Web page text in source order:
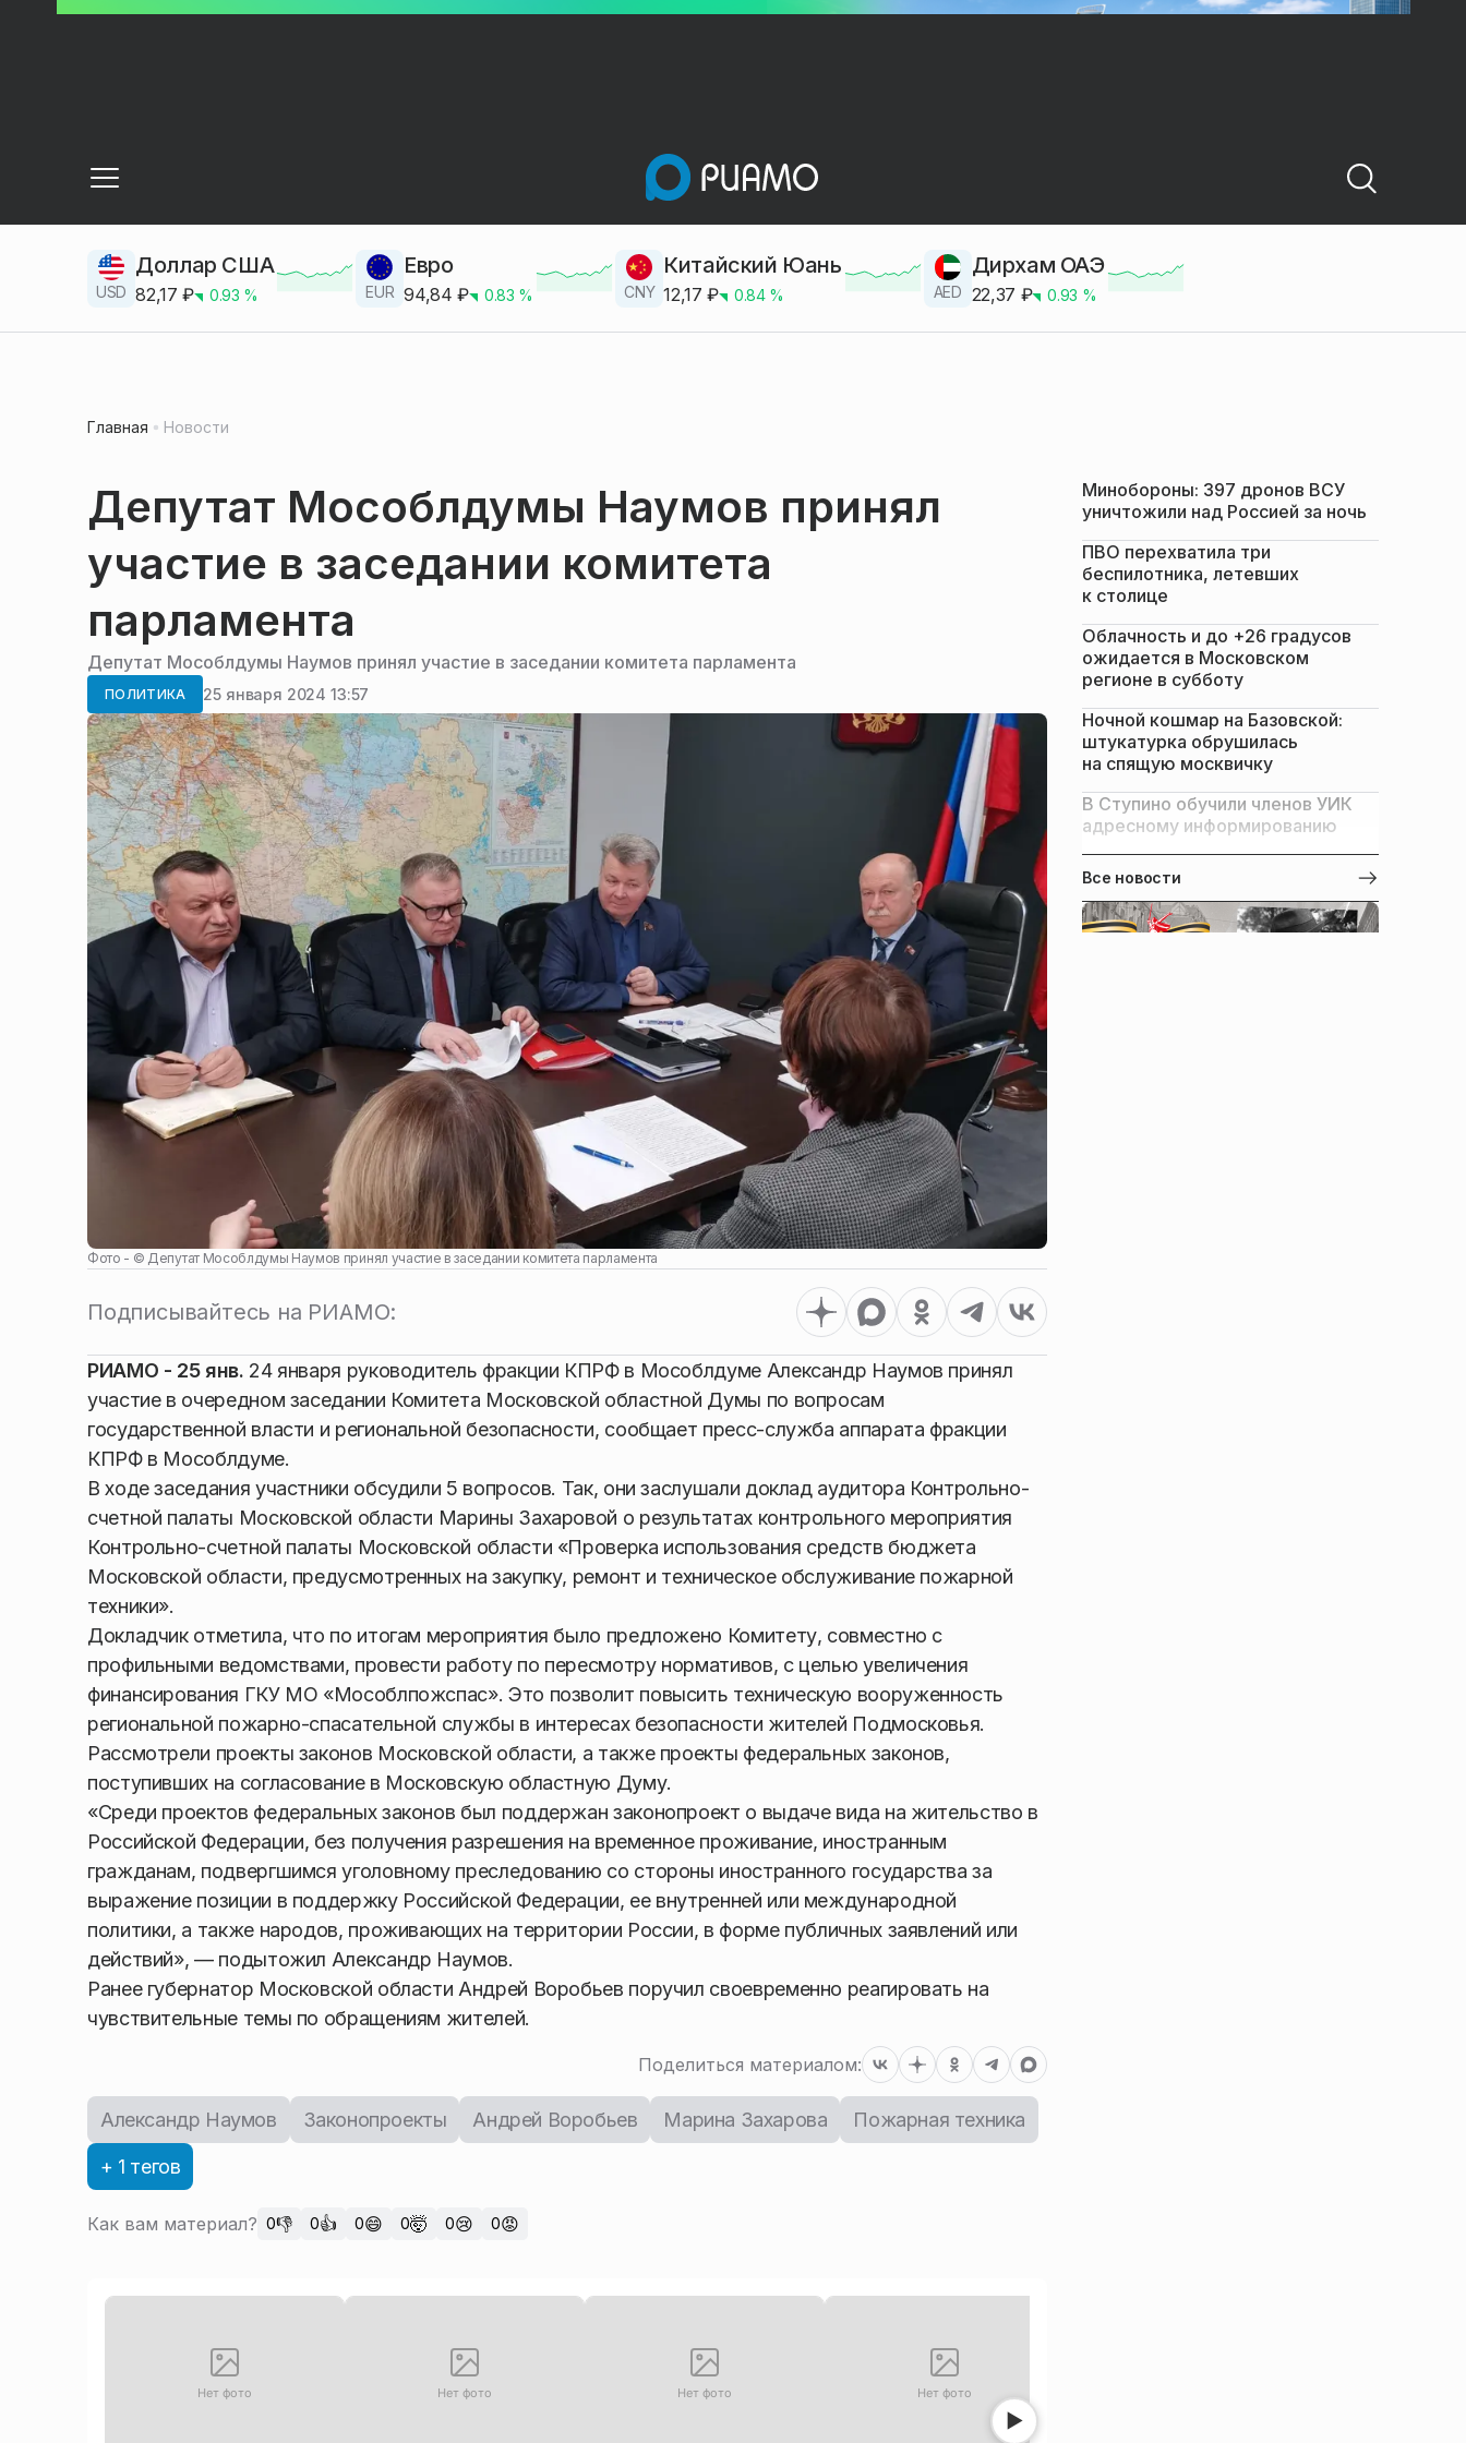
USD
Доллар США
82,17 ₽ 0.93 % EUR
Евро
94,84 ₽ 0.83 % CNY
Китайский Юань
12,17 ₽ 0.84% AED
Дирхам ОАЭ
22,37 ₽ 0.93 %
Главная Новости
Депутат Мособлдумы Наумов принял
участие в заседании комитета
парламента
Депутат Мособлдумы Наумов принял участие в заседании комитета парламента
ПОЛИТИКА 25 января 2024 13:57
Фото - © Депутат Мособлдумы Наумов принял участие в заседании комитета парламента
Подписывайтесь на РИАМО:
РИАМО - 25 янв. 24 января руководитель фракции КПРФ в Мособлдуме Александр Наумов принял
участие в очередном заседании Комитета Московской областной Думы по вопросам
государственной власти и региональной безопасности, сообщает пресс-служба аппарата фракции
КПРФ в Мособлдуме.
В ходе заседания участники обсудили 5 вопросов. Так, они заслушали доклад аудитора Контрольно-
счетной палаты Московской области Марины Захаровой о результатах контрольного мероприятия
Контрольно-счетной палаты Московской области «Проверка использования средств бюджета
Московской области, предусмотренных на закупку, ремонт и техническое обслуживание пожарной
техники».
Докладчик отметила, что по итогам мероприятия было предложено Комитету, совместно с
профильными ведомствами, провести работу по пересмотру нормативов, с целью увеличения
финансирования ГКУ МО «Мособлпожспас». Это позволит повысить техническую вооруженность
региональной пожарно-спасательной службы в интересах безопасности жителей Подмосковья.
Рассмотрели проекты законов Московской области, а также проекты федеральных законов,
поступивших на согласование в Московскую областную Думу.
«Среди проектов федеральных законов был поддержан законопроект о выдаче вида на жительство в
Российской Федерации, без получения разрешения на временное проживание, иностранным
гражданам, подвергшимся уголовному преследованию со стороны иностранного государства за
выражение позиции в поддержку Российской Федерации, ее внутренней или международной
политики, а также народов, проживающих на территории России, в форме публичных заявлений или
действий», — подытожил Александр Наумов.
Ранее губернатор Московской области Андрей Воробьев поручил своевременно реагировать на
чувствительные темы по обращениям жителей.
Поделиться материалом:
Александр Наумов Законопроекты Андрей Воробьев Марина Захарова Пожарная техника
+ 1 тегов
Как вам материал? 0👎 0👍 0😄 0🤯 0😢 0😡
Нет фото Нет фото Нет фото Нет фото
▶
Минобороны: 397 дронов ВСУ
уничтожили над Россией за ночь
ПВО перехватила три
беспилотника, летевших
к столице
Облачность и до +26 градусов
ожидается в Московском
регионе в субботу
Ночной кошмар на Базовской:
штукатурка обрушилась
на спящую москвичку
В Ступино обучили членов УИК
адресному информированию
Все новости